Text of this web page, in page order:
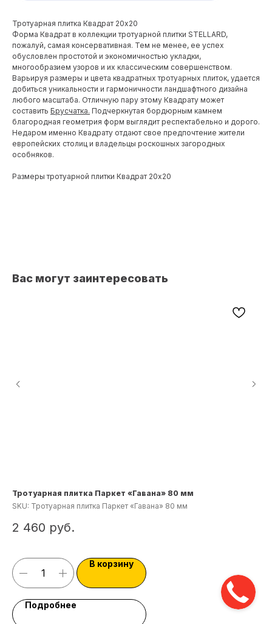
Тротуарная плитка Квадрат 20х20
Форма Квадрат в коллекции тротуарной плитки STELLARD,
пожалуй, самая консервативная. Тем не менее, ее успех
обусловлен простотой и экономичностью укладки,
многообразием узоров и их классическим совершенством.
Варьируя размеры и цвета квадратных тротуарных плиток, удается
добиться уникальности и гармоничности ландшафтного дизайна
любого масштаба. Отличную пару этому Квадрату может
составить Брусчатка. Подчеркнутая бордюрным камнем
благородная геометрия форм выглядит респектабельно и дорого.
Недаром именно Квадрату отдают свое предпочтение жители
европейских столиц и владельцы роскошных загородных
особняков.
Размеры тротуарной плитки Квадрат 20х20
Вас могут заинтересовать
Тротуарная плитка Паркет «Гавана» 80 мм
SKU: Тротуарная плитка Паркет «Гавана» 80 мм
2 460 руб.
В корзину
Подробнее